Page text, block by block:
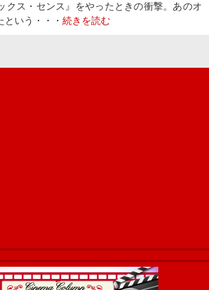
クス・センス』をやったときの衝撃。あのオ
いう・・・ 続きを読む